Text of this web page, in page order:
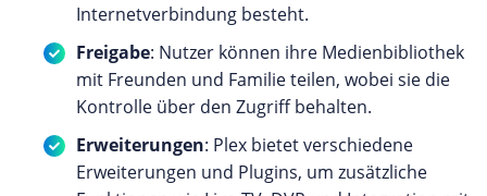
Internetverbindung besteht.
Freigabe: Nutzer können ihre Medienbibliothek
mit Freunden und Familie teilen, wobei sie die
Kontrolle über den Zugriff behalten.
Erweiterungen: Plex bietet verschiedene
Erweiterungen und Plugins, um zusätzliche